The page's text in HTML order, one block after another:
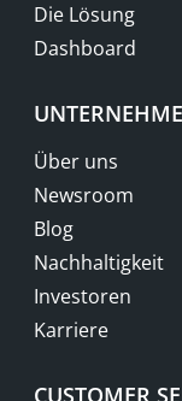
Die Lösung
Dashboard
Über uns
Newsroom
Blog
Nachhaltigkeit
Investoren
Karriere
CUSTOMER